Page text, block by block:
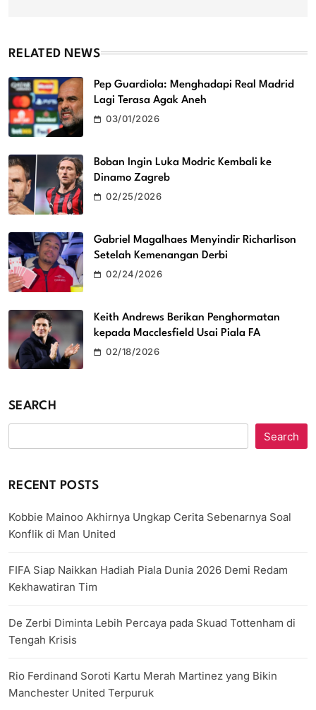
RELATED NEWS
Pep Guardiola: Menghadapi Real Madrid
Lagi Terasa Agak Aneh
03/01/2026
Boban Ingin Luka Modric Kembali ke
Dinamo Zagreb
02/25/2026
Gabriel Magalhaes Menyindir Richarlison
Setelah Kemenangan Derbi
02/24/2026
Keith Andrews Berikan Penghormatan
kepada Macclesfield Usai Piala FA
02/18/2026
SEARCH
Search
RECENT POSTS
Kobbie Mainoo Akhirnya Ungkap Cerita Sebenarnya Soal
Konflik di Man United
FIFA Siap Naikkan Hadiah Piala Dunia 2026 Demi Redam
Kekhawatiran Tim
De Zerbi Diminta Lebih Percaya pada Skuad Tottenham di
Tengah Krisis
Rio Ferdinand Soroti Kartu Merah Martinez yang Bikin
Manchester United Terpuruk